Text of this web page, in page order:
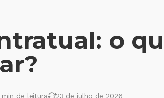
o
min de leitura 23 de julho de 2026